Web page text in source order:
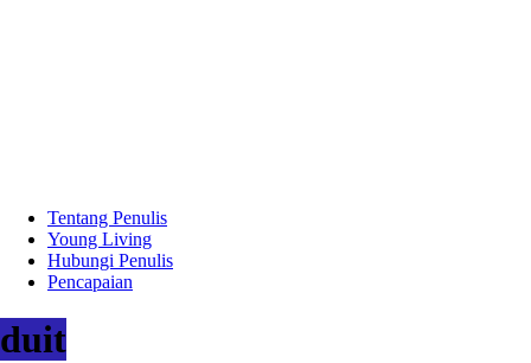
Tentang Penulis
Young Living
Hubungi Penulis
Pencapaian
duit